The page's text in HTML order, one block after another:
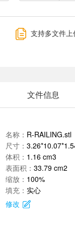
支持多文件上
文件信息
名称： R-RAILING.stl
尺寸：
体积： 1.16 cm3
表面积： 33.79 cm2
缩放： 100%
填充： 实心
修改